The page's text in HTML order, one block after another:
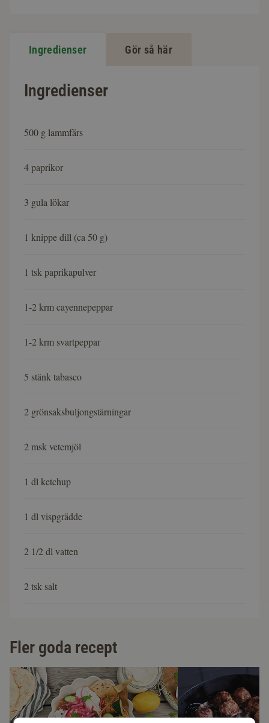
Ingredienser Gör så här
Ingredienser
500 g lammfärs
4 paprikor
3 gula lökar
1 knippe dill (ca 50 g)
1 tsk paprikapulver
1-2 krm cayennepeppar
1-2 krm svartpeppar
5 stänk tabasco
2 grönsaksbuljongstärningar
2 msk vetemjöl
1 dl ketchup
1 dl vispgrädde
2 1/2 dl vatten
2 tsk salt
Fler goda recept